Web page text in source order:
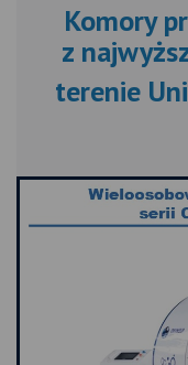
Komory
z
terenie